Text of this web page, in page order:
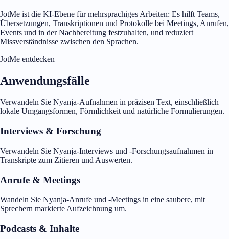
JotMe ist die KI-Ebene für mehrsprachiges Arbeiten: Es hilft Teams,
Übersetzungen, Transkriptionen und Protokolle bei Meetings, Anrufen,
Events und in der Nachbereitung festzuhalten, und reduziert
Missverständnisse zwischen den Sprachen.
JotMe entdecken
Anwendungsfälle
Verwandeln Sie Nyanja-Aufnahmen in präzisen Text, einschließlich
lokale Umgangsformen, Förmlichkeit und natürliche Formulierungen.
Interviews & Forschung
Verwandeln Sie Nyanja-Interviews und -Forschungsaufnahmen in
Transkripte zum Zitieren und Auswerten.
Anrufe & Meetings
Wandeln Sie Nyanja-Anrufe und -Meetings in eine saubere, mit
Sprechern markierte Aufzeichnung um.
Podcasts & Inhalte